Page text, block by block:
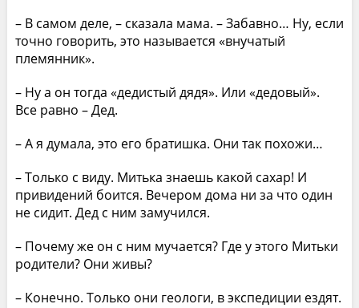
– В самом деле, – сказала мама. – Забавно… Ну, если
точно говорить, это называется «внучатый
племянник».
– Ну а он тогда «дедистый дядя». Или «дедовый».
Все равно – Дед.
– А я думала, это его братишка. Они так похожи…
– Только с виду. Митька знаешь какой сахар! И
привидений боится. Вечером дома ни за что один
не сидит. Дед с ним замучился.
– Почему же он с ним мучается? Где у этого Митьки
родители? Они живы?
– Конечно. Только они геологи, в экспедиции ездят.